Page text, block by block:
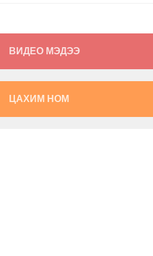
ВИДЕО МЭДЭЭ
ЦАХИМ НОМ